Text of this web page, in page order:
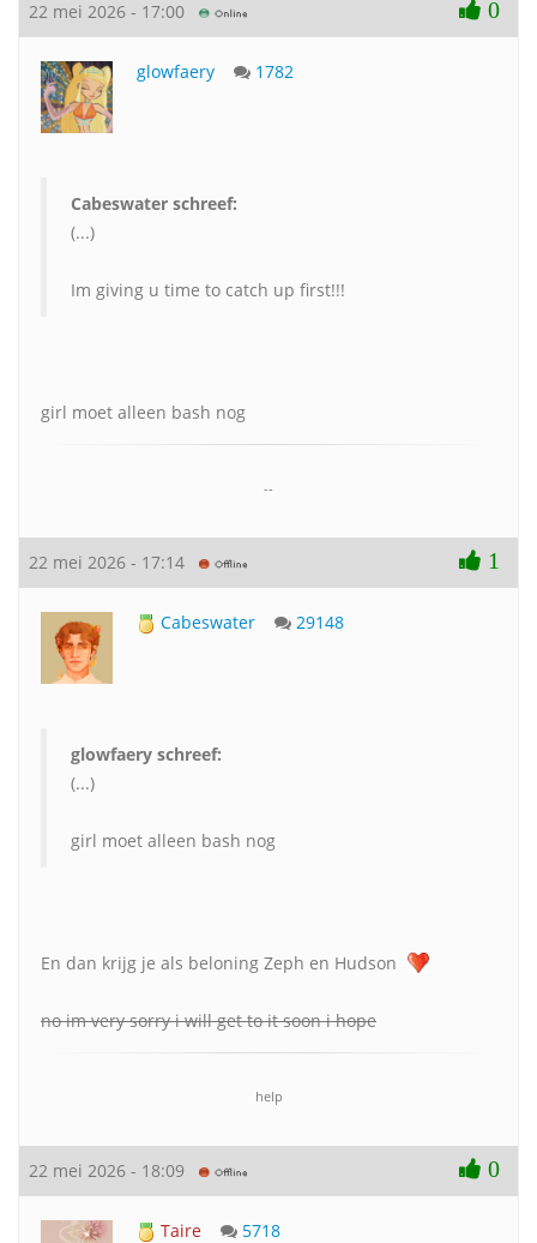
22 mei 2026 - 17:00 0
glowfaery 1782
Cabeswater schreef:
(...)
Im giving u time to catch up first!!!
girl moet alleen bash nog
--
22 mei 2026 - 17:14 1
Cabeswater 29148
glowfaery schreef:
(...)
girl moet alleen bash nog
En dan krijg je als beloning Zeph en Hudson
no im very sorry i will get to it soon i hope
help
22 mei 2026 - 18:09 0
Taire 5718